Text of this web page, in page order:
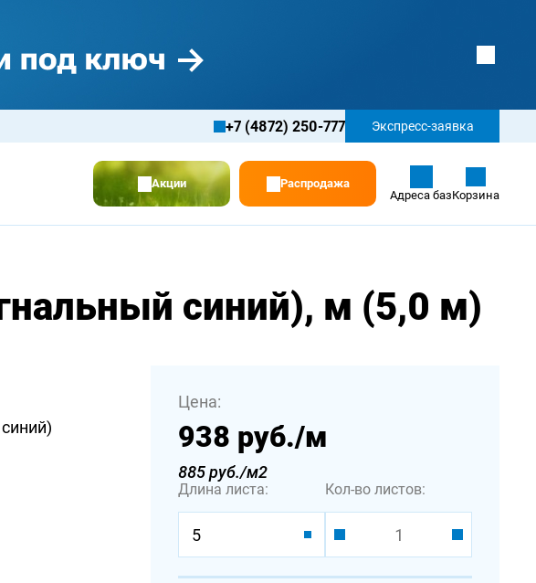
+7 (4872) 250-777 Экспресс-заявка
Акции
Распродажа
Адреса базКорзина
синий), м (5,0 м)
Цена:
938 руб./м
885 руб./м2
Длина листа:
5
Кол-во листов: